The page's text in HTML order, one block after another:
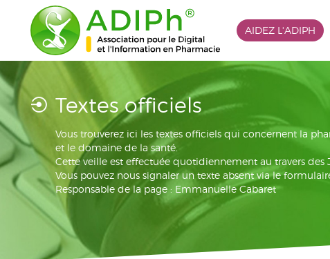
AIDEZ L'ADIPH
Textes officiels
Vous trouverez ici les textes officiels qui concernent la
et le domaine de la santé.
Cette veille est effectuée quotidiennement au travers des
Vous pouvez nous signaler un texte absent via le
Responsable de la page : Emmanuelle Cabaret